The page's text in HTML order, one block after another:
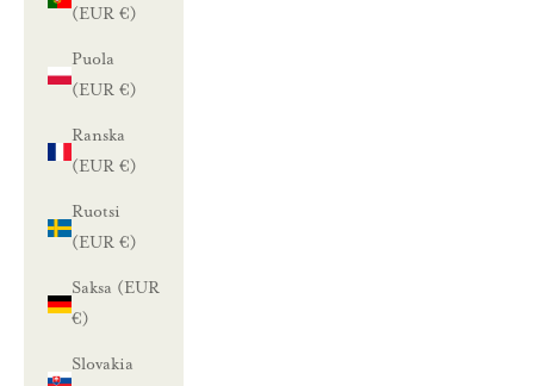
(EUR €)
Puola
(EUR €)
Ranska
(EUR €)
Ruotsi
(EUR €)
Saksa (EUR
€)
Slovakia